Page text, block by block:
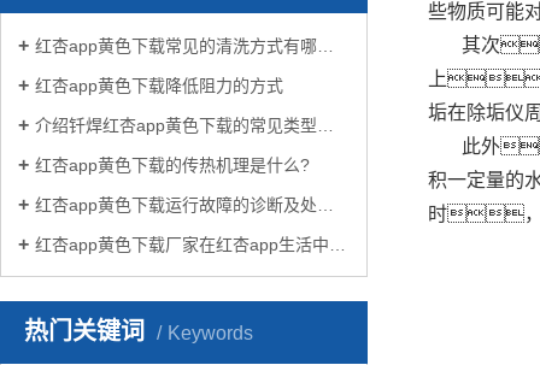
红杏app黄色下载常见的清洗方式有哪些？
红杏app黄色下载降低阻力的方式
介绍钎焊红杏app黄色下载的常见类型有哪些
红杏app黄色下载的传热机理是什么?
红杏app黄色下载运行故障的诊断及处理方法
红杏app黄色下载厂家在红杏app生活中有哪些作用？
热门关键词 Keywords
些物质可能
其次
上
垢在除垢
此外
积一定量
时，